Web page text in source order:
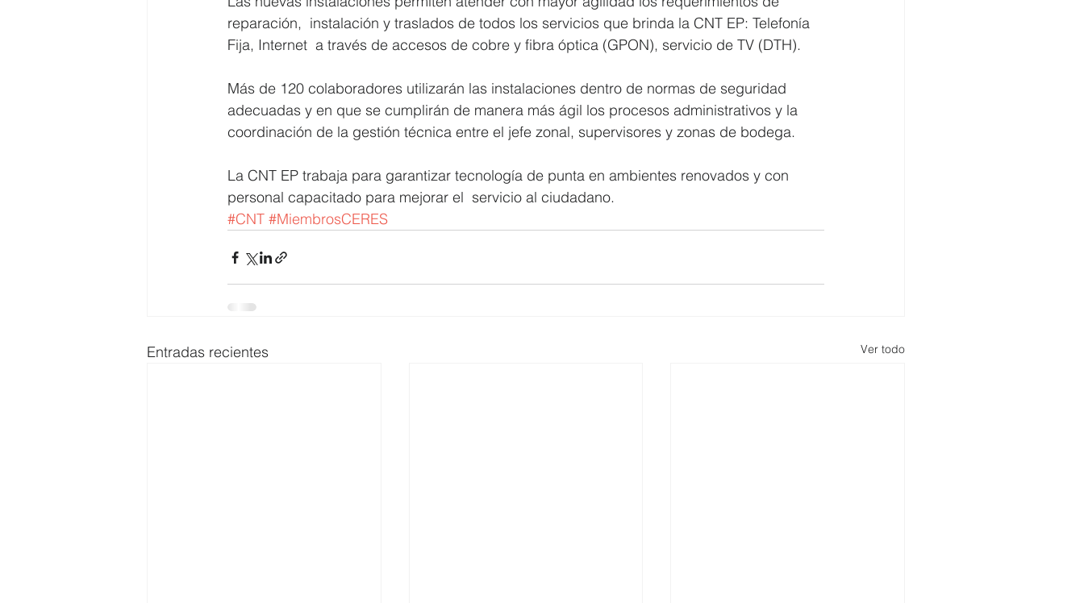
reparación,  instalación y traslados de todos los servicios que brinda la CNT EP: Telefonía
Fija, Internet  a través de accesos de cobre y fibra óptica (GPON), servicio de TV (DTH).
Más de 120 colaboradores utilizarán las instalaciones dentro de normas de seguridad
adecuadas y en que se cumplirán de manera más ágil los procesos administrativos y la
coordinación de la gestión técnica entre el jefe zonal, supervisores y zonas de bodega.
La CNT EP trabaja para garantizar tecnología de punta en ambientes renovados y con
personal capacitado para mejorar el  servicio al ciudadano.
#CNT #MiembrosCERES
Entradas recientes Ver todo